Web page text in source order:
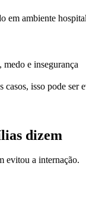
em ambiente
e insegurança
isso pode ser
dizem
evitou a internação.